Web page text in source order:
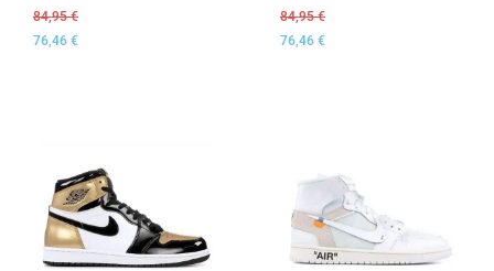
84,95€
76,46 €
84,95€
76,46 €